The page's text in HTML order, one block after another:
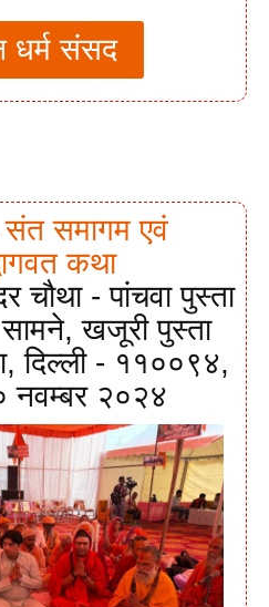
धर्म संसद
समागम एवं
कथा
चौथा - पांचवा पुस्ता
खजूरी पुस्ता
दिल्ली - ११००९४,
नवम्बर २०२४